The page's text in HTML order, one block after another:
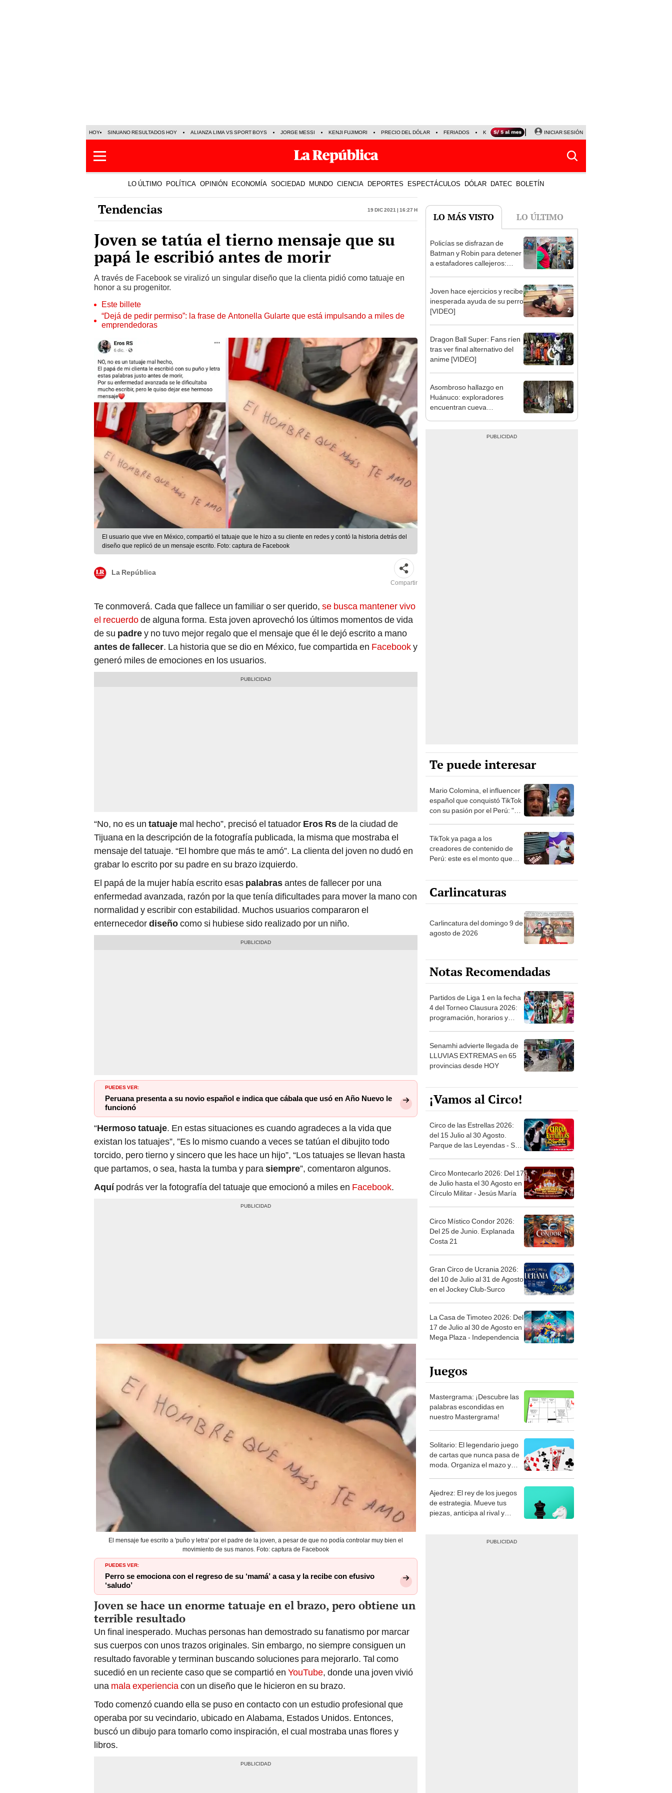
HOY SINUANO RESULTADOS HOY ALIANZA LIMA VS SPORT BOYS JORGE MESSI KENJI FUJIMORI PRECIO DEL DÓLAR FERIADOS KEIKO FUJIMORI NALDY SALDAÑA
INICIAR SESIÓN
LO ÚLTIMO POLÍTICA OPINIÓN ECONOMÍA SOCIEDAD MUNDO CIENCIA DEPORTES ESPECTÁCULOS DÓLAR DATEC BOLETÍN
Tendencias 19 Dic 2021 | 16:27 h
Joven se tatúa el tierno mensaje que su
papá le escribió antes de morir
A través de Facebook se viralizó un singular diseño que la clienta pidió como tatuaje en
honor a su progenitor.
Este billete
“Dejá de pedir permiso”: la frase de Antonella Gularte que está impulsando a miles de
emprendedoras
El usuario que vive en México, compartió el tatuaje que le hizo a su cliente en redes y contó la historia detrás del
diseño que replicó de un mensaje escrito. Foto: captura de Facebook
La República
Compartir
Te conmoverá. Cada que fallece un familiar o ser querido, se busca mantener vivo
el recuerdode alguna forma. Esta joven aprovechó los últimos momentos de vida
de su padrey no tuvo mejor regalo que el mensaje que él le dejó escrito a mano
antes de fallecer. La historia que se dio en México, fue compartida en Facebooky
generó miles de emociones en los usuarios.
“No, no es un tatuaje mal hecho”, precisó el tatuador Eros Rsde la ciudad de
Tijuana en la descripción de la fotografía publicada, la misma que mostraba el
mensaje del tatuaje. “El hombre que más te amó”. La clienta del joven no dudó en
grabar lo escrito por su padre en su brazo izquierdo.
El papá de la mujer había escrito esas palabrasantes de fallecer por una
enfermedad avanzada, razón por la que tenía dificultades para mover la mano con
normalidad y escribir con estabilidad. Muchos usuarios compararon el
enternecedordiseñocomo si hubiese sido realizado por un niño.
PUEDES VER:
Peruana presenta a su novio español e indica que cábala que usó en Año Nuevo le
funcionó
“Hermoso tatuaje. En estas situaciones es cuando agradeces a la vida que
existan los tatuajes”, ”Es lo mismo cuando a veces se tatúan el dibujito todo
torcido, pero tierno y sincero que les hace un hijo”, “Los tatuajes se llevan hasta
que partamos, o sea, hasta la tumba y parasiempre”, comentaron algunos.
Aquípodrás ver la fotografía del tatuaje que emocionó a miles en Facebook.
El mensaje fue escrito a 'puño y letra' por el padre de la joven, a pesar de que no podía controlar muy bien el
movimiento de sus manos. Foto: captura de Facebook
PUEDES VER:
Perro se emociona con el regreso de su ‘mamá’ a casa y la recibe con efusivo
‘saludo’
Joven se hace un enorme tatuaje en el brazo, pero obtiene un
terrible resultado
Un final inesperado. Muchas personas han demostrado su fanatismo por marcar
sus cuerpos con unos trazos originales. Sin embargo, no siempre consiguen un
resultado favorable y terminan buscando soluciones para mejorarlo. Tal como
sucedió en un reciente caso que se compartió en YouTube, donde una joven vivió
una mala experienciacon un diseño que le hicieron en su brazo.
Todo comenzó cuando ella se puso en contacto con un estudio profesional que
operaba por su vecindario, ubicado en Alabama, Estados Unidos. Entonces,
buscó un dibujo para tomarlo como inspiración, el cual mostraba unas flores y
libros.
LO MÁS VISTO LO ÚLTIMO
1
Policías se disfrazan de
Batman y Robin para detener
a estafadores callejeros:
2
Joven hace ejercicios y recibe
inesperada ayuda de su perro
[VIDEO]
3
Dragon Ball Super: Fans ríen
tras ver final alternativo del
anime [VIDEO]
4
Asombroso hallazgo en
Huánuco: exploradores
encuentran cueva
Te puede interesar
Mario Colomina, el influencer
español que conquistó TikTok
con su pasión por el Perú: "Mi
TikTok ya paga a los
creadores de contenido de
Perú: este es el monto que
1.000 vistas
Carlincaturas
Carlincatura del domingo 9 de
agosto de 2026
Notas Recomendadas
Partidos de Liga 1 en la fecha
4 del Torneo Clausura 2026:
programación, horarios y
Senamhi advierte llegada de
LLUVIAS EXTREMAS en 65
provincias desde HOY
¡Vamos al Circo!
Circo de las Estrellas 2026:
del 15 Julio al 30 Agosto.
Parque de las Leyendas - San
Circo Montecarlo 2026: Del 17
de Julio hasta el 30 Agosto en
Círculo Militar - Jesús María
Circo Místico Condor 2026:
Del 25 de Junio. Explanada
Costa 21
Gran Circo de Ucrania 2026:
del 10 de Julio al 31 de Agosto
en el Jockey Club-Surco
La Casa de Timoteo 2026: Del
17 de Julio al 30 de Agosto en
Mega Plaza - Independencia
Juegos
Mastergrama: ¡Descubre las
palabras escondidas en
nuestro Mastergrama!
Solitario: El legendario juego
de cartas que nunca pasa de
moda. Organiza el mazo y
Ajedrez: El rey de los juegos
de estrategia. Mueve tus
piezas, anticipa al rival y